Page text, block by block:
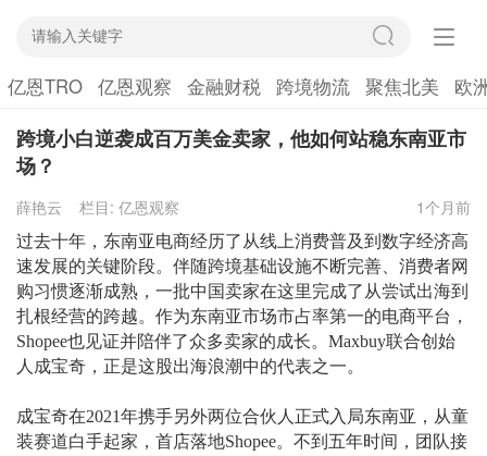
亿恩TRO 亿恩观察 金融财税 跨境物流 聚焦北美 欧
跨境小白逆袭成百万美金卖家，他如何站稳东南亚市
场？
薛艳云 栏目: 亿恩观察 1个月前
过去十年，东南亚电商经历了从线上消费普及到数字经济高
速发展的关键阶段。伴随跨境基础设施不断完善、消费者网
购习惯逐渐成熟，一批中国卖家在这里完成了从尝试出海到
扎根经营的跨越。作为东南亚市场市占率第一的电商平台，
Shopee也见证并陪伴了众多卖家的成长。Maxbuy联合创始
人成宝奇，正是这股出海浪潮中的代表之一。
成宝奇在2021年携手另外两位合伙人正式入局东南亚，从童
装赛道白手起家，首店落地Shopee。不到五年时间，团队接